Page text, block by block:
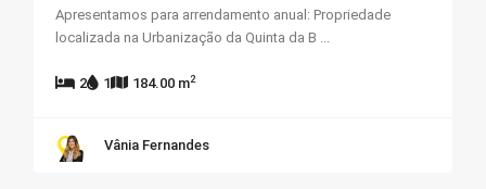
Apresentamos para arrendamento anual: Propriedade
localizada na Urbanização da Quinta da B ...
2 1 184.00 m2
Vânia Fernandes